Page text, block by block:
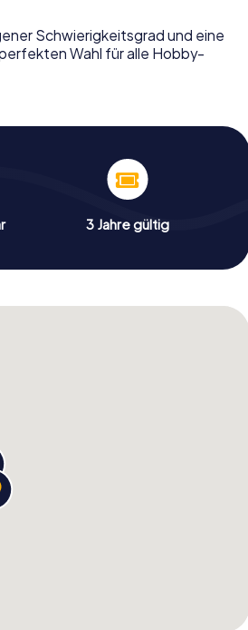
Schwierigkeitsgrad und eine
Wahl für alle Hobby-
3 Jahre gültig